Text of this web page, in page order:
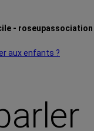
aux enfants ?